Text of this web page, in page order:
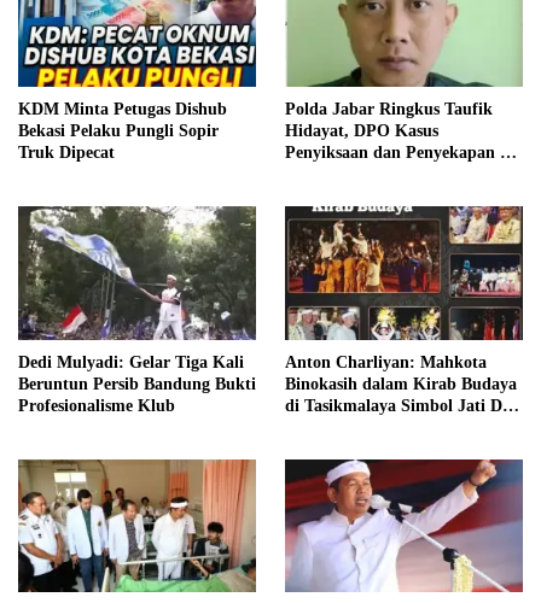
KDM Minta Petugas Dishub
Bekasi Pelaku Pungli Sopir
Truk Dipecat
Polda Jabar Ringkus Taufik
Hidayat, DPO Kasus
Penyiksaan dan Penyekapan di
Dedi Mulyadi: Gelar Tiga Kali
Beruntun Persib Bandung Bukti
Profesionalisme Klub
Anton Charliyan: Mahkota
Binokasih dalam Kirab Budaya
di Tasikmalaya Simbol Jati Diri